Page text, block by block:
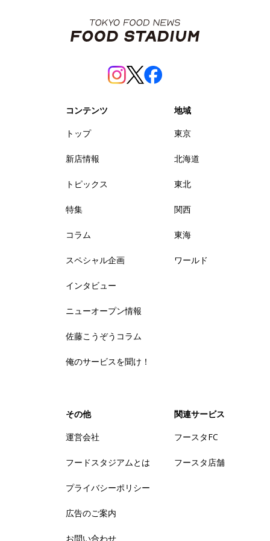
コンテンツ
トップ
新店情報
トピックス
特集
コラム
スペシャル企画
インタビュー
ニューオープン情報
佐藤こうぞうコラム
俺のサービスを聞け！
地域
東京
北海道
東北
関西
東海
ワールド
その他
運営会社
フードスタジアムとは
プライバシーポリシー
広告のご案内
お問い合わせ
関連サービス
フースタFC
フースタ店舗